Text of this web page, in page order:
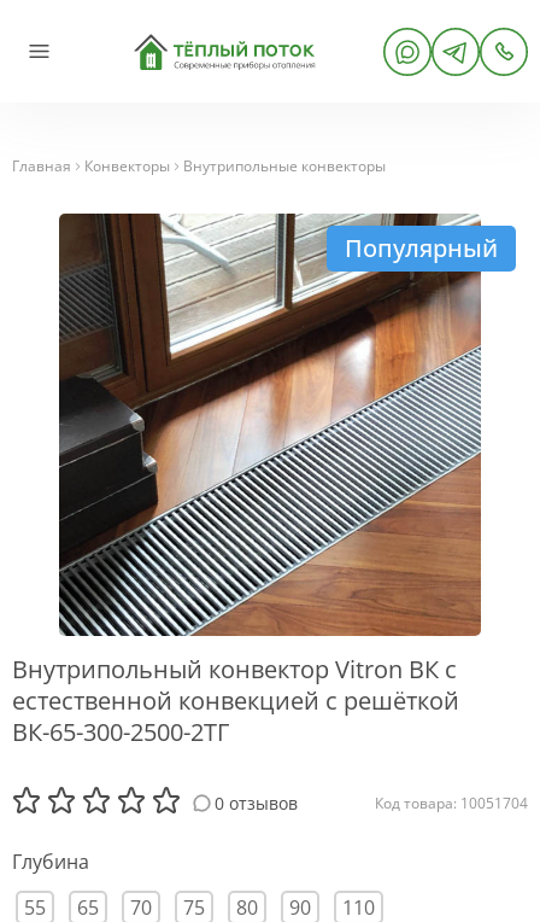
Главная Конвекторы Внутрипольные конвекторы
Популярный
Внутрипольный конвектор Vitron ВК с
естественной конвекцией с решёткой
ВК-65-300-2500-2ТГ
0 отзывов Код товара: 10051704
Глубина
55
65 70 75 80 90
110